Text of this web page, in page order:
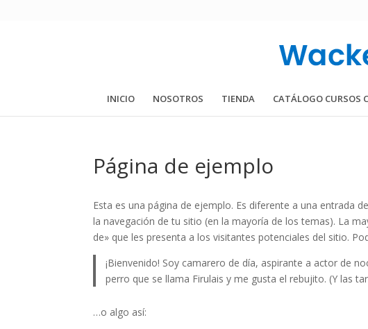
INICIO NOSOTROS TIENDA CATÁLOGO CURSOS
Página de ejemplo
Esta es una página de ejemplo. Es diferente a una entrada
la navegación de tu sitio (en la mayoría de los temas). La
de» que les presenta a los visitantes potenciales del sitio.
¡Bienvenido! Soy camarero de día, aspirante a actor de
perro que se llama Firulais y me gusta el rebujito. (Y las
…o algo así: